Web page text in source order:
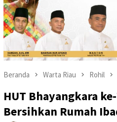
Beranda Warta Riau Rohil
HUT Bhayangkara
Bersihkan Rumah